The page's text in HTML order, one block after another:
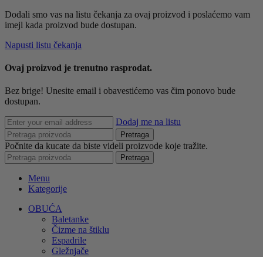
Dodali smo vas na listu čekanja za ovaj proizvod i poslaćemo vam
imejl kada proizvod bude dostupan.
Napusti listu čekanja
Ovaj proizvod je trenutno rasprodat.
Bez brige! Unesite email i obavestićemo vas čim ponovo bude
dostupan.
Dodaj me na listu
Pretraga
Počnite da kucate da biste videli proizvode koje tražite.
Pretraga
Menu
Kategorije
OBUĆA
Baletanke
Čizme na štiklu
Espadrile
Gležnjače